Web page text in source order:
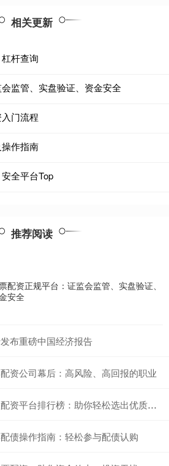
相关更新
杆查询
监管、实盘验证、资金安全
门流程
作指南
全平台Top
推荐阅读
配资正规平台：证监会监管、实盘验证、
安全
布重磅中国经济报告
资公司幕后：高风险、高回报的职业
平台排行榜：助你轻松选出优质平台
债操作指南：轻松参与配债认购